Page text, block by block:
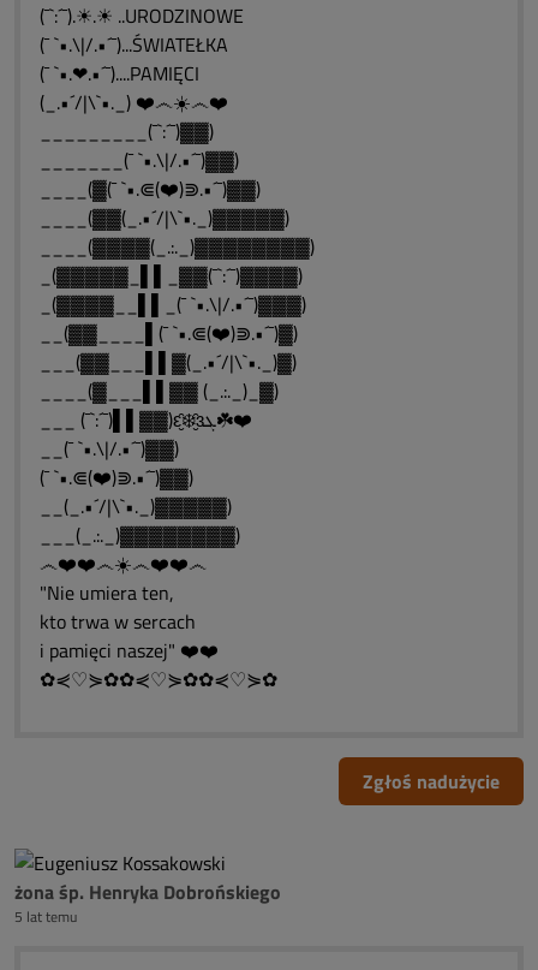
(¯`:´¯).☀.☀ ..URODZINOWE
(¯ `•.\|/.•´¯)...ŚWIATEŁKA
(¯ `•.❤.•´¯)....PAMIĘCI
(_.•´/|\`•._) ❤️෴☀️෴❤️
_________(¯`:´¯)▓▓)
_______(¯ `•.\|/.•´¯)▓▓)
____(▓(¯ `•.⋐(❤️)⋑.•´¯)▓▓)
____(▓▓(_.•´/|\`•._)▓▓▓▓▓)
____(▓▓▓▓(_.:._)▓▓▓▓▓▓▓▓)
_(▓▓▓▓▓_▌▌_▓▓(¯`:´¯)▓▓▓▓)
_(▓▓▓▓__▌▌_(¯ `•.\|/.•´¯)▓▓▓)
__(▓▓____▌(¯ `•.⋐(❤️)⋑.•´¯)▓)
___(▓▓___▌▌▓(_.•´/|\`•._)▓)
____(▓___▌▌▓▓ (_.:._)_▓)
___ (¯`:´¯)▌▌▓▓)ԑ̮̑❄️̮̑ɜܓ☘️❤️
__(¯ `•.\|/.•´¯)▓▓)
(¯ `•.⋐(❤️)⋑.•´¯)▓▓)
__(_.•´/|\`•._)▓▓▓▓▓)
___(_.:._)▓▓▓▓▓▓▓▓)
෴❤️❤️෴☀️෴❤️❤️෴
"Nie umiera ten,
kto trwa w sercach
i pamięci naszej" ❤️❤️
✿⋞♡⋟✿✿⋞♡⋟✿✿⋞♡⋟✿
Zgłoś nadużycie
żona śp. Henryka Dobrońskiego
5 lat temu